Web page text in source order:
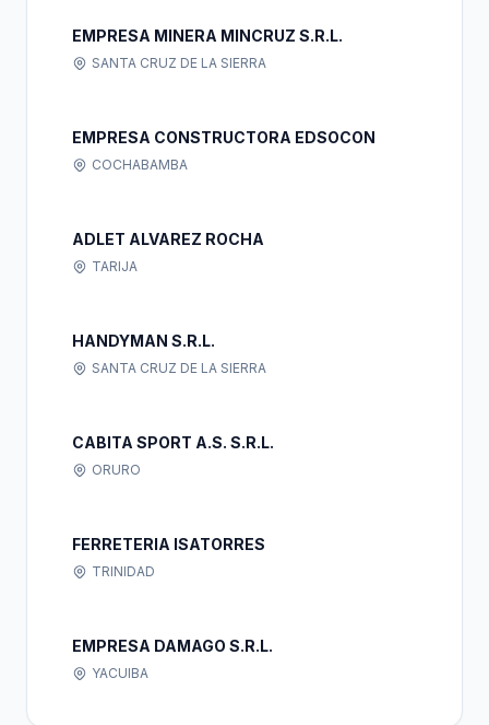
EMPRESA MINERA MINCRUZ S.R.L.
SANTA CRUZ DE LA SIERRA
EMPRESA CONSTRUCTORA EDSOCON
COCHABAMBA
ADLET ALVAREZ ROCHA
TARIJA
HANDYMAN S.R.L.
SANTA CRUZ DE LA SIERRA
CABITA SPORT A.S. S.R.L.
ORURO
FERRETERIA ISATORRES
TRINIDAD
EMPRESA DAMAGO S.R.L.
YACUIBA